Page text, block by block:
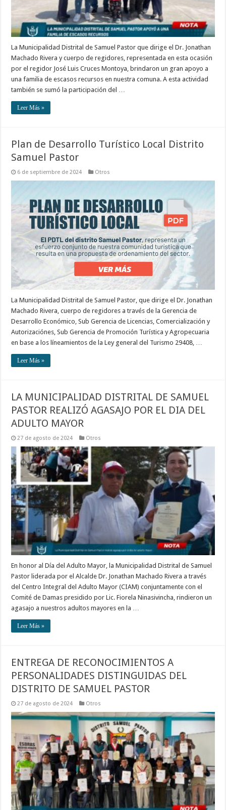
La Municipalidad Distrital de Samuel Pastor que dirige el Dr. Jonathan
Machado Rivera y cuerpo de regidores, representada en esta ocasión
por el regidor José Luis Cruces Montoya, brindaron un gran apoyo a
una familia de escasos recursos en nuestra comuna. A esta actividad
también se sumó la participación del …
Leer Más »
Plan de Desarrollo Turístico Local Distrito
Samuel Pastor
6 de septiembre de 2024 Otros
La Municipalidad Distrital de Samuel Pastor, que dirige el Dr. Jonathan
Machado Rivera, cuerpo de regidores a través de la Gerencia de
Desarrollo Económico, Sub Gerencia de Licencias, Comercialización y
Autorizaciónes, Sub Gerencia de Promoción Turística y Agropecuaria
en base a los líneamientos de la Ley general del Turismo 29408, …
Leer Más »
LA MUNICIPALIDAD DISTRITAL DE SAMUEL
PASTOR REALIZÓ AGASAJO POR EL DIA DEL
ADULTO MAYOR
27 de agosto de 2024 Otros
En honor al Día del Adulto Mayor, la Municipalidad Distrital de Samuel
Pastor liderada por el Alcalde Dr. Jonathan Machado Rivera a través
del Centro Integral del Adulto Mayor (CIAM) conjuntamente con el
Comité de Damas presidido por Lic. Fiorela Ninasivincha, rindieron un
agasajo a nuestros adultos mayores en la …
Leer Más »
ENTREGA DE RECONOCIMIENTOS A
PERSONALIDADES DISTINGUIDAS DEL
DISTRITO DE SAMUEL PASTOR
27 de agosto de 2024 Otros